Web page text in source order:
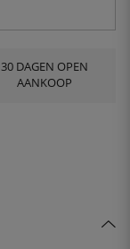
30 DAGEN OPEN
AANKOOP